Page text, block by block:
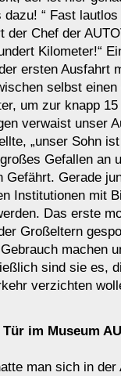
“ Fast
der Chef der
Kilometer!“
ersten Ausfahrt
selbst
um zur knapp
verwaist unser
„unser Sohn
Gefallen an
Gefährt. Gerade
Institutionen mit
Das erste
Großeltern
machen
sind sie es,
verzichten
im Museum
man sich in